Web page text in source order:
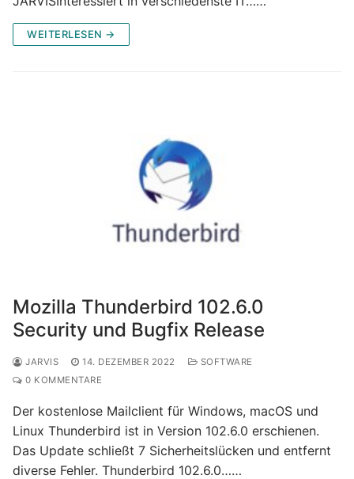
WEITERLESEN →
Mozilla Thunderbird 102.6.0
Security und Bugfix Release
JARVIS 14. DEZEMBER 2022
SOFTWARE
0 KOMMENTARE
Der kostenlose Mailclient für Windows, macOS und
Linux Thunderbird ist in Version 102.6.0 erschienen.
Das Update schließt 7 Sicherheitslücken und entfernt
diverse Fehler. Thunderbird 102.6.0……